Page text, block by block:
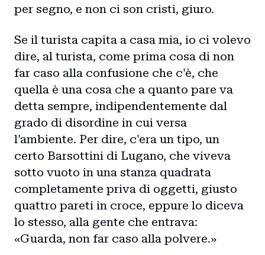
per segno, e non ci son cristi, giuro.
Se il turista capita a casa mia, io ci volevo
dire, al turista, come prima cosa di non
far caso alla confusione che c'è, che
quella è una cosa che a quanto pare va
detta sempre, indipendentemente dal
grado di disordine in cui versa
l'ambiente. Per dire, c'era un tipo, un
certo Barsottini di Lugano, che viveva
sotto vuoto in una stanza quadrata
completamente priva di oggetti, giusto
quattro pareti in croce, eppure lo diceva
lo stesso, alla gente che entrava:
«Guarda, non far caso alla polvere.»